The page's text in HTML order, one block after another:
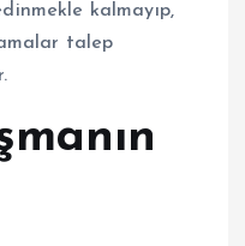
kalmayıp,
talep